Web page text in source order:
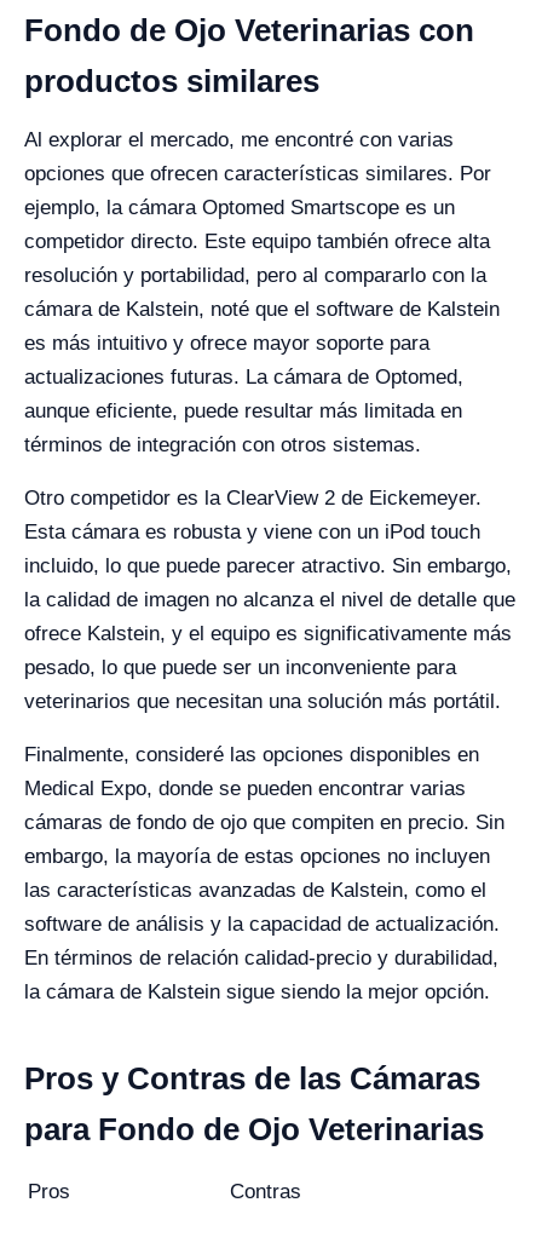
Fondo de Ojo Veterinarias con
productos similares
Al explorar el mercado, me encontré con varias
opciones que ofrecen características similares. Por
ejemplo, la cámara Optomed Smartscope es un
competidor directo. Este equipo también ofrece alta
resolución y portabilidad, pero al compararlo con la
cámara de Kalstein, noté que el software de Kalstein
es más intuitivo y ofrece mayor soporte para
actualizaciones futuras. La cámara de Optomed,
aunque eficiente, puede resultar más limitada en
términos de integración con otros sistemas.
Otro competidor es la ClearView 2 de Eickemeyer.
Esta cámara es robusta y viene con un iPod touch
incluido, lo que puede parecer atractivo. Sin embargo,
la calidad de imagen no alcanza el nivel de detalle que
ofrece Kalstein, y el equipo es significativamente más
pesado, lo que puede ser un inconveniente para
veterinarios que necesitan una solución más portátil.
Finalmente, consideré las opciones disponibles en
Medical Expo, donde se pueden encontrar varias
cámaras de fondo de ojo que compiten en precio. Sin
embargo, la mayoría de estas opciones no incluyen
las características avanzadas de Kalstein, como el
software de análisis y la capacidad de actualización.
En términos de relación calidad-precio y durabilidad,
la cámara de Kalstein sigue siendo la mejor opción.
Pros y Contras de las Cámaras
para Fondo de Ojo Veterinarias
Pros Contras